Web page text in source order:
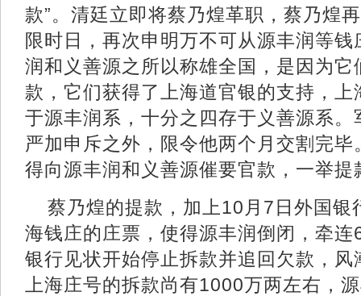
款”。清廷立即将蔡乃煌革职，蔡乃煌
限时日，再次申明万不可从源丰润等钱
润和义善源之所以称雄全国，是因为
款，它们获得了上海道官银的支持，
于源丰润系，十分之四存于义善源系
严加申斥之外，限令他两个月交割完
得向源丰润和义善源催要官款，一举
蔡乃煌的提款，加上10月7日外国银
海钱庄的庄票，使得源丰润倒闭，牵
银行见状开始停止拆款并追回欠款，
上海庄号的拆款尚有1000万两左右，